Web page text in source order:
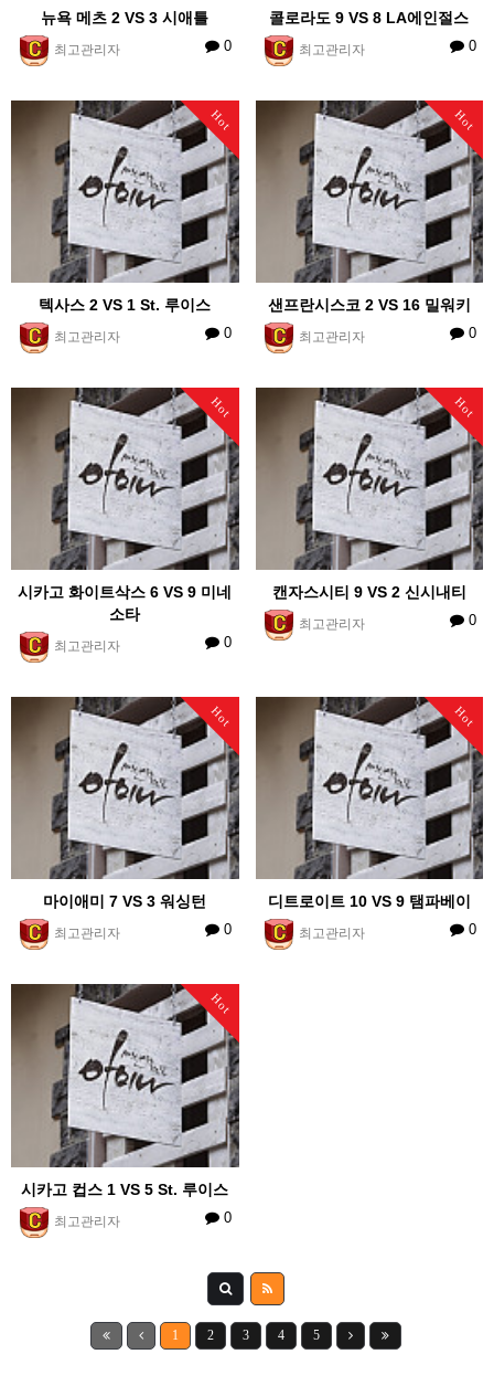
뉴욕 메츠 2 VS 3 시애틀
최고관리자 0
콜로라도 9 VS 8 LA에인절스
최고관리자 0
Hot
텍사스 2 VS 1 St. 루이스
최고관리자 0
Hot
샌프란시스코 2 VS 16 밀워키
최고관리자 0
Hot
시카고 화이트삭스 6 VS 9 미네
소타
최고관리자 0
Hot
캔자스시티 9 VS 2 신시내티
최고관리자 0
Hot
마이애미 7 VS 3 워싱턴
최고관리자 0
Hot
디트로이트 10 VS 9 탬파베이
최고관리자 0
Hot
시카고 컵스 1 VS 5 St. 루이스
최고관리자 0
1 2 3 4 5